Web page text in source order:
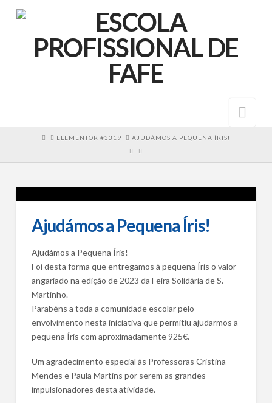
HOMEELEMENTOR #3319 AJUDÁMOS A PEQUENA ÍRIS!
Ajudámos a Pequena Íris!
Ajudámos a Pequena Íris!
Foi desta forma que entregamos à pequena Íris o valor
angariado na edição de 2023 da Feira Solidária de S.
Martinho.
Parabéns a toda a comunidade escolar pelo
envolvimento nesta iniciativa que permitiu ajudarmos a
pequena Íris com aproximadamente 925€.
Um agradecimento especial às Professoras Cristina
Mendes e Paula Martins por serem as grandes
impulsionadores desta atividade.